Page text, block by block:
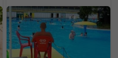
Na kúpalisku pri Šali
unikla neznáma látka.
Ľudí pálili oči, 8 osôb
museli odviezť do
nemocnice